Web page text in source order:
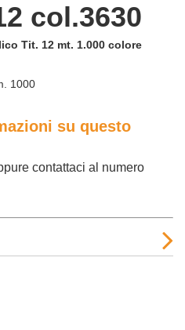
col.3630
Tit. 12 mt. 1.000 colore
1000
su questo
contattaci al numero